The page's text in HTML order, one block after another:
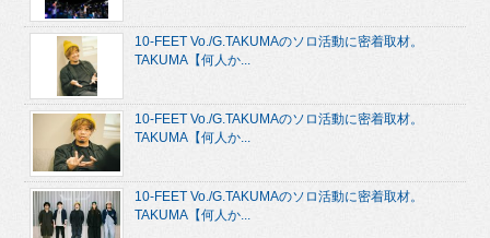
10-FEET Vo./G.TAKUMAのソロ活動に密着取材。
TAKUMA【何人か...
10-FEET Vo./G.TAKUMAのソロ活動に密着取材。
TAKUMA【何人か...
10-FEET Vo./G.TAKUMAのソロ活動に密着取材。
TAKUMA【何人か...